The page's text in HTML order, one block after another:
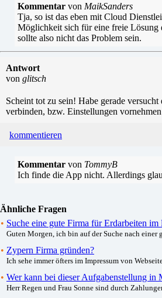
Kommentar von MaikSanders
Tja, so ist das eben mit Cloud
Möglichkeit sich für eine freie Lösung
sollte also nicht das Problem sein.
Antwort
von glitsch
Scheint tot zu sein! Habe gerade
verbinden, bzw. Einstellungen
kommentieren
Kommentar von TommyB
Ich finde die App nicht. Allerdings
Ähnliche Fragen
• Suche eine gute Firma für Erdarbeiten
Guten Morgen, ich bin auf der Suche nach einer
• Zypern Firma gründen?
Ich sehe immer öfters im Impressum von
• Wer kann bei dieser Aufgabenstellung in
Herr Regen und Frau Sonne sind durch